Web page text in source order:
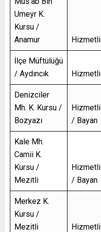
Umeyr K.
Kursu /
Anamur
Hizmetli
İlçe Müftülüğü
/ Aydıncık
Hizmetli
Denizciler
Mh. K. Kursu /
Bozyazı
Hizmetli
/ Bayan
Kale Mh.
Camii K.
Kursu /
Mezitli
Hizmetli
/ Bayan
Merkez K.
Kursu /
Mezitli
Hizmetli